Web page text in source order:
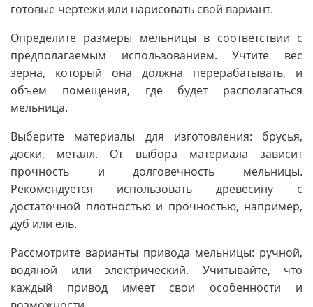
готовые чертежи или нарисовать свой вариант.
Определите размеры мельницы в соответствии с
предполагаемым использованием. Учтите вес
зерна, который она должна перерабатывать, и
объем помещения, где будет располагаться
мельница.
Выберите материалы для изготовления: брусья,
доски, металл. От выбора материала зависит
прочность и долговечность мельницы.
Рекомендуется использовать древесину с
достаточной плотностью и прочностью, например,
дуб или ель.
Рассмотрите варианты привода мельницы: ручной,
водяной или электрический. Учитывайте, что
каждый привод имеет свои особенности и